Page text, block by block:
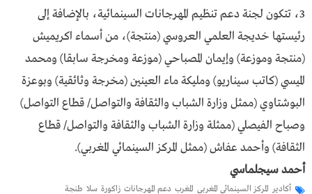
3، تتكون لجنة دعم تنظيم المهرجانات السينمائية، بالإضافة إلى
رئيستها خديجة العلمي العروسي (منتجة)، من أسماء اكريميش
(منتجة وموزعة) وإيمان المصباحي (موزعة ومخرجة سابقا) ومحمد
الميسي (كاتب سيناريو) ومليكة ماء العينين (مخرجة وثائقية) وبوعزة
البوشتاوي (ممثل وزارة الشباب والثقافة والتواصل/ قطاع التواصل)
وصباح الفيصلي (ممثلة وزارة الشباب والثقافة والتواصل/ قطاع
الثقافة) وأحمد عفاش (ممثل المركز السينمائي المغربي).
أحمد سيجلماسي
أكادير المركز السينمائي المغربي المغرب دعم المهرجانات زاكورة سلا طنجة